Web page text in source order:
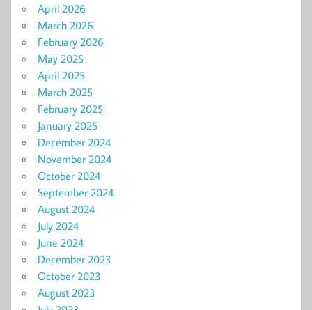
April 2026
March 2026
February 2026
May 2025
April 2025
March 2025
February 2025
January 2025
December 2024
November 2024
October 2024
September 2024
August 2024
July 2024
June 2024
December 2023
October 2023
August 2023